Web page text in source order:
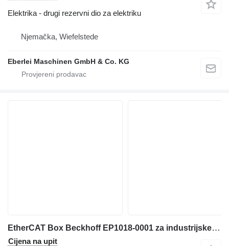
Elektrika - drugi rezervni dio za elektriku
Njemačka, Wiefelstede
Eberlei Maschinen GmbH & Co. KG
EtherCAT Box Beckhoff EP1018-0001 za industrijske opreme
Cijena na upit